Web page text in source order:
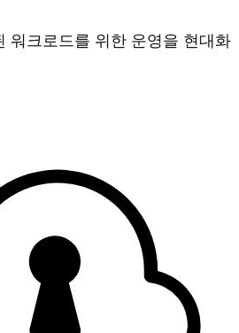
워크로드를 위한 운영을 현대화